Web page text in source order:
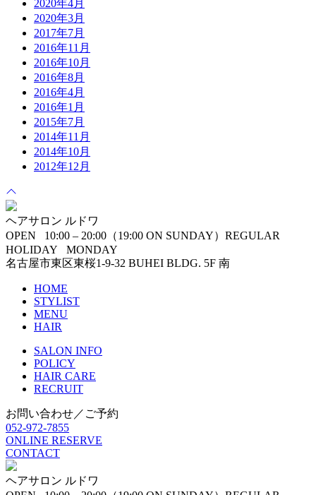
2020年4月
2020年3月
2017年7月
2016年11月
2016年10月
2016年8月
2016年4月
2016年1月
2015年7月
2014年11月
2014年10月
2012年12月
ヘアサロン ルドワ
OPEN 10:00 – 20:00（19:00 ON SUNDAY） REGULAR
HOLIDAY MONDAY
名古屋市東区東桜1-9-32 BUHEI BLDG. 5F 南
HOME
STYLIST
MENU
HAIR
SALON INFO
POLICY
HAIR CARE
RECRUIT
お問い合わせ／ご予約
052-972-7855
ONLINE RESERVE
CONTACT
ヘアサロン ルドワ